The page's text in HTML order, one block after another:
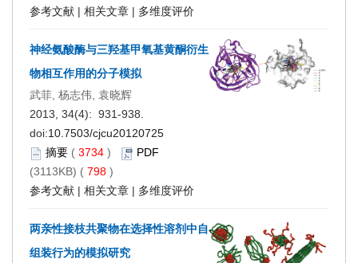
参考文献 | 相关文章 | 多维度评价
神经氨酸酶与三羟基甲氧基黄酮衍生
物相互作用的分子模拟
武菲, 杨志伟, 袁晓辉
2013, 34(4): 931-938.
doi:10.7503/cjcu20120725
摘要 ( 3734 )
PDF
(3113KB) ( 798 )
参考文献 | 相关文章 | 多维度评价
两亲性接枝共聚物在选择性溶剂中自
组装行为的模拟研究